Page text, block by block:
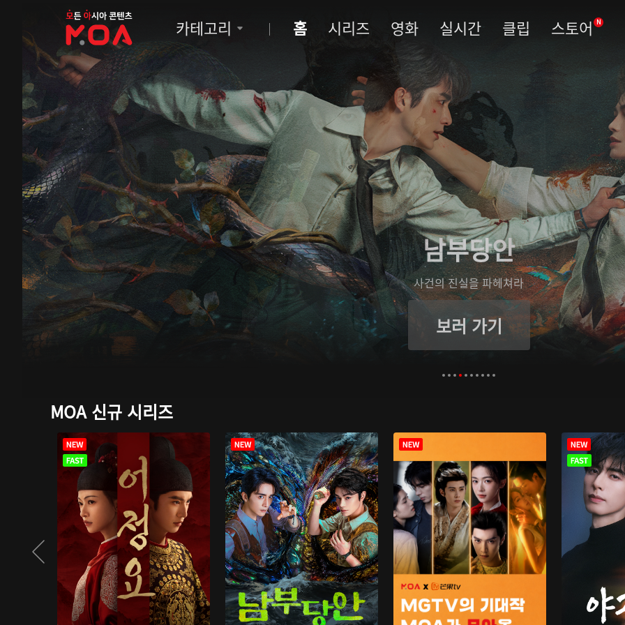
MOA
카테고리 홈 시리즈 영화 실시간 클립 스토어 N
남부당안
사건의 진실을 파헤쳐라
보러 가기
MOA 신규 시리즈